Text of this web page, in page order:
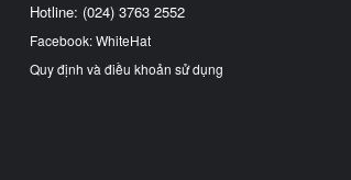
Hotline: (024) 3763 2552
Facebook: WhiteHat
Quy định và điều khoản sử dụng